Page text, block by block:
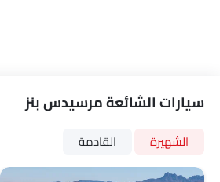
سيارات الشائعة مرسيدس بنز
الشهيرة القادمة